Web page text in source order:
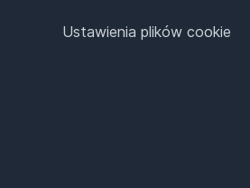
Ustawienia plików cookie